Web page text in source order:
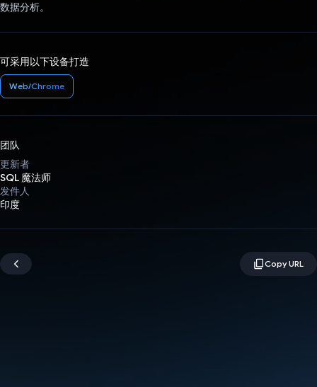
数据分析。
可采用以下设备打造
Web/Chrome
团队
更新者
SQL 魔法师
发件人
印度